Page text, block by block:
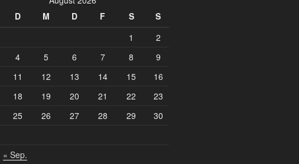
D M D F S
S
1
2
4 5 6 7 8
9
11 12 13 14 15
16
18 19 20 21 22
23
25 26 27 28 29
30
« Sep.